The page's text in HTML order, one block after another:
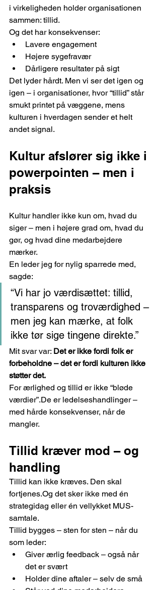
i virkeligheden holder organisationen
sammen: tillid.
Og det har konsekvenser:
Lavere engagement
Højere sygefravær
Dårligere resultater på sigt
Det lyder hårdt. Men vi ser det igen og
igen – i organisationer, hvor “tillid” står
smukt printet på væggene, mens
kulturen i hverdagen sender et helt
andet signal.
Kultur afslører sig ikke i
powerpointen – men i
praksis
Kultur handler ikke kun om, hvad du
siger – men i højere grad om, hvad du
gør, og hvad dine medarbejdere
mærker.
En leder jeg for nylig sparrede med,
sagde:
“Vi har jo værdisættet: tillid,
transparens og troværdighed –
men jeg kan mærke, at folk
ikke tør sige tingene direkte.”
Mit svar var: Det er ikke fordi folk er
forbeholdne – det er fordi kulturen ikke
støtter det.
For ærlighed og tillid er ikke “bløde
værdier”.De er ledelseshandlinger –
med hårde konsekvenser, når de
mangler.
Tillid kræver mod – og
handling
Tillid kan ikke kræves. Den skal
fortjenes.Og det sker ikke med én
strategidag eller én vellykket MUS-
samtale.
Tillid bygges – sten for sten – når du
som leder:
Giver ærlig feedback – også når
det er svært
Holder dine aftaler – selv de små